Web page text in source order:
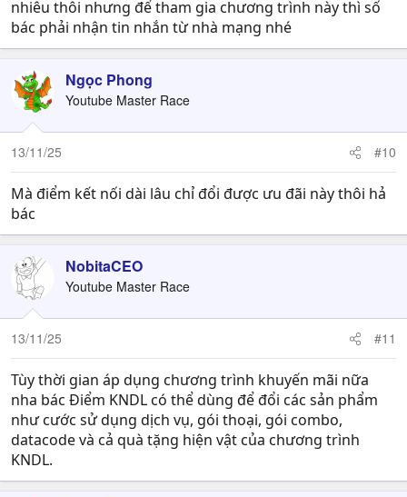
nhiêu thôi nhưng để tham gia chương trình này thì số
bác phải nhận tin nhắn từ nhà mạng nhé
Ngọc Phong
Youtube Master Race
13/11/25 #10
Mà điểm kết nối dài lâu chỉ đổi được ưu đãi này thôi hả
bác
NobitaCEO
Youtube Master Race
13/11/25 #11
Tùy thời gian áp dụng chương trình khuyến mãi nữa
nha bác Điểm KNDL có thể dùng để đổi các sản phẩm
như cước sử dụng dịch vụ, gói thoại, gói combo,
datacode và cả quà tặng hiện vật của chương trình
KNDL.